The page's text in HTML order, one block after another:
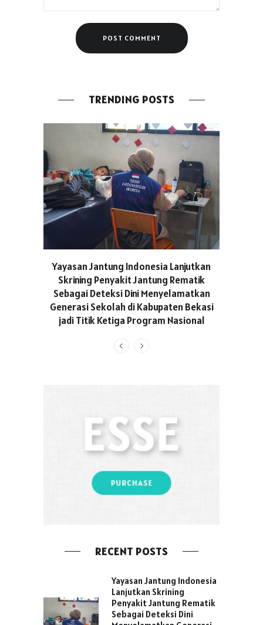
TRENDING POSTS
Yayasan Jantung Indonesia Lanjutkan
Skrining Penyakit Jantung Rematik
Sebagai Deteksi Dini Menyelamatkan
Generasi Sekolah di Kabupaten Bekasi
jadi Titik Ketiga Program Nasional
RECENT POSTS
Yayasan Jantung Indonesia
Lanjutkan Skrining
Penyakit Jantung Rematik
Sebagai Deteksi Dini